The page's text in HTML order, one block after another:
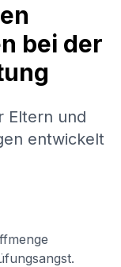
bei der
Eltern und
entwickelt